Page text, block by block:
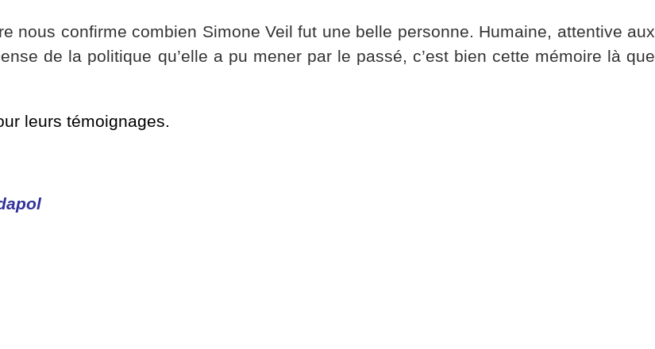
nous confirme combien Simone Veil fut une belle personne. Humaine, attentive aux
de la politique qu’elle a pu mener par le passé, c’est bien cette mémoire là que
leurs témoignages.